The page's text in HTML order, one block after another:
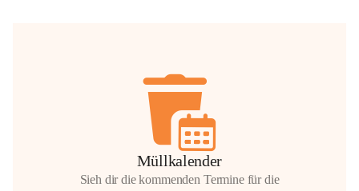
Müllkalender
Sieh dir die kommenden Termine für die